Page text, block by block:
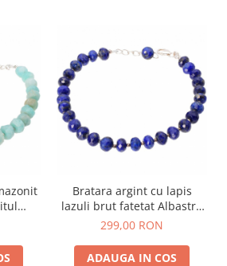
Bratara argint cu lapis
lazuli brut fatetat Albastru
Infinit
299,00 RON
ADAUGA IN COS